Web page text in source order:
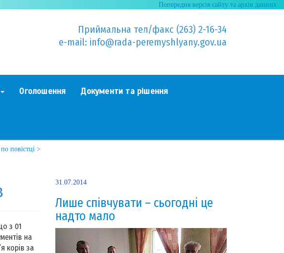
Попередня версія сайту та архів данних
Приймальна тел/факс (263) 2-16-34
e-mail: info@rada-peremyshlyany.gov.ua
Оголошення Документи та рішення
повістці >
з 01
на
корів за
31.07.2014
Лише співчувати – сьогодні це
надто мало